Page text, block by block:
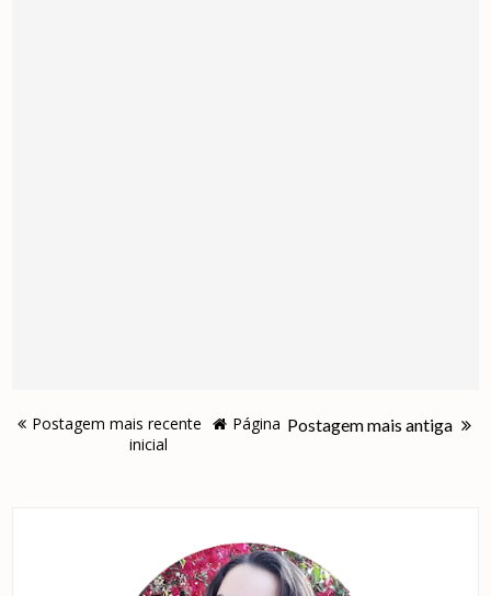
Postagem mais recente Postagem mais antiga
Página
inicial